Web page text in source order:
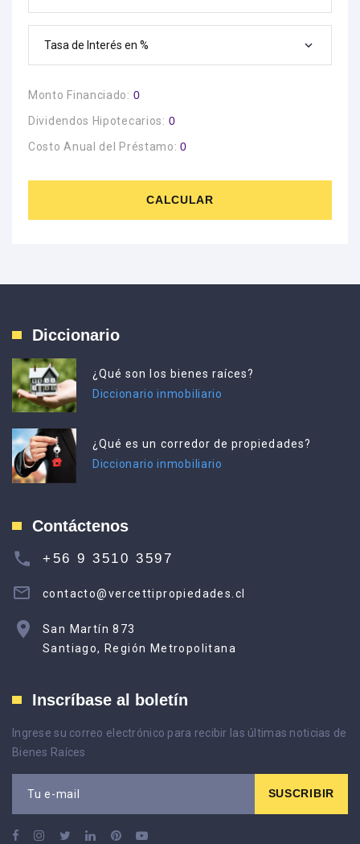
Tasa de Interés en %
Monto Financiado: 0
Dividendos Hipotecarios: 0
Costo Anual del Préstamo:0
CALCULAR
Diccionario
¿Qué son los bienes raíces?
Diccionario inmobiliario
¿Qué es un corredor de propiedades?
Diccionario inmobiliario
Contáctenos
+56 9 3510 3597
contacto@vercettipropiedades.cl
San Martín 873
Santiago, Región Metropolitana
Inscríbase al boletín
Ingrese su correo electrónico para recibir las últimas noticias de
Bienes Raíces
Tu e-mail SUSCRIBIR